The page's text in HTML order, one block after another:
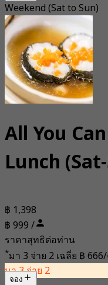
Weekend (Sat to Sun)
All You
Lunch
฿ 1,398
฿ 999 /
ราคาสุทธิต่อท่าน
*มา 3 จ่าย 2 เฉลี่ย ฿
มา 3 จ่าย 2
จอง